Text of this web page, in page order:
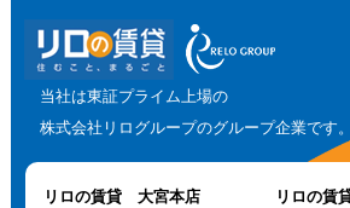
当社は東証プライム上場の
株式会社リログループのグループ企業です。
リロの賃貸 大宮本店 リロの賃